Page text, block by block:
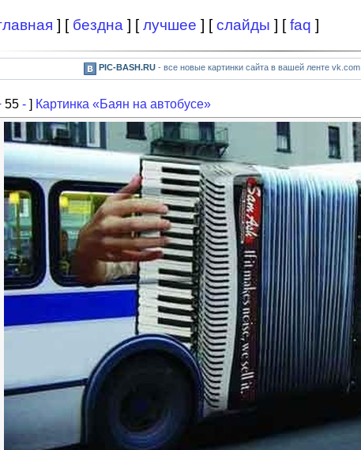
] [ бездна ] [лучшее ] [слайды ] [faq ]
PIC-BASH.RU- все новые картинки сайта в вашей ленте vk.com
55 - ] Картинка «Баян на автобусе»